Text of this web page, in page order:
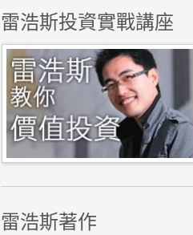
雷浩斯投資實戰講座
雷浩斯著作